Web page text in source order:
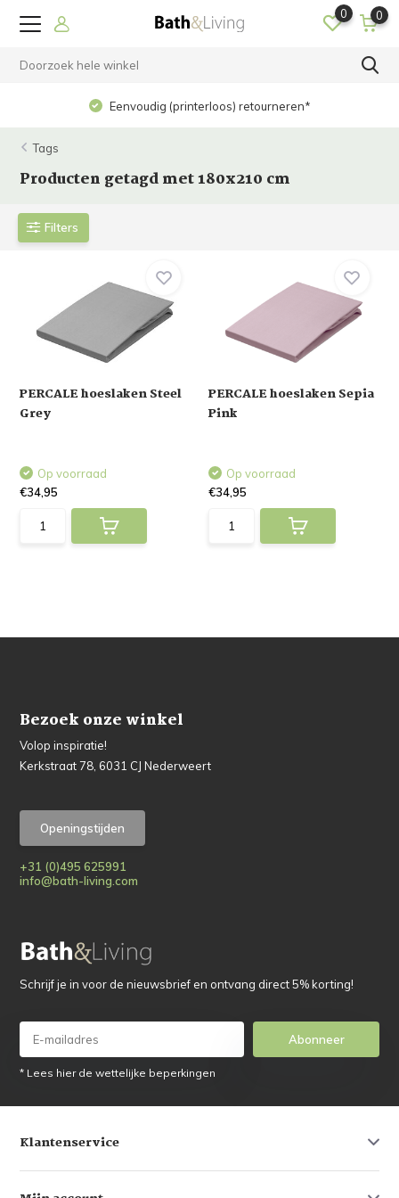
0 0
Eenvoudig (printerloos) retourneren*
Tags
Producten getagd met 180x210 cm
Filters
PERCALE hoeslaken Steel
Grey
Op voorraad
€34,95
PERCALE hoeslaken Sepia
Pink
Op voorraad
€34,95
Bezoek onze winkel
Volop inspiratie!
Kerkstraat 78, 6031 CJ Nederweert
Openingstijden
+31 (0)495 625991
info@bath-living.com
Schrijf je in voor de nieuwsbrief en ontvang direct 5% korting!
Abonneer
* Lees hier de wettelijke beperkingen
Klantenservice